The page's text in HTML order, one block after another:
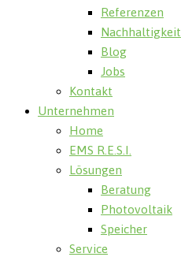
Referenzen
Nachhaltigkeit
Blog
Jobs
Kontakt
Unternehmen
Home
EMS R.E.S.I.
Lösungen
Beratung
Photovoltaik
Speicher
Service